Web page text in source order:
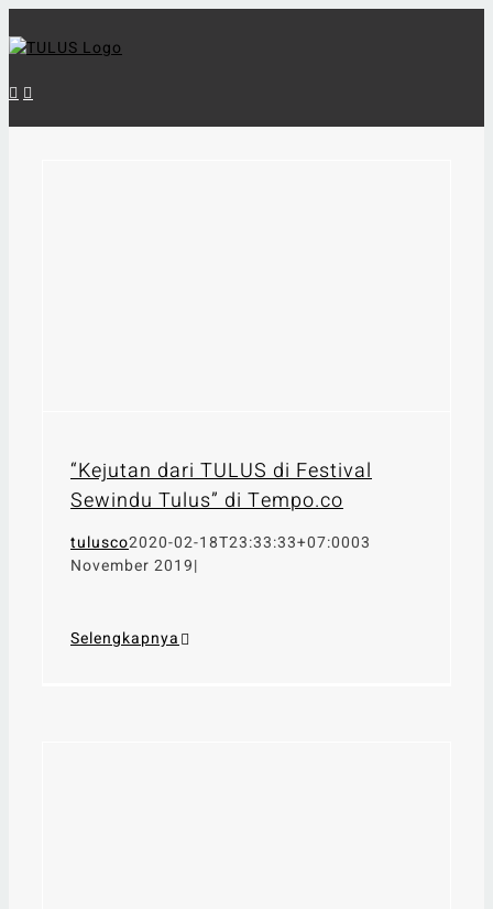
to
“Kejutan dari TULUS di Festival
Sewindu Tulus” di Tempo.co
tulusco2020-02-18T23:33:33+07:0003
November 2019|
Selengkapnya